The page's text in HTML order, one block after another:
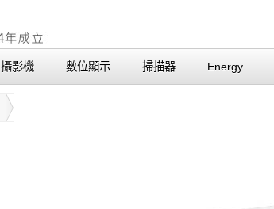
攝影機 數位顯示 掃描器 Energy